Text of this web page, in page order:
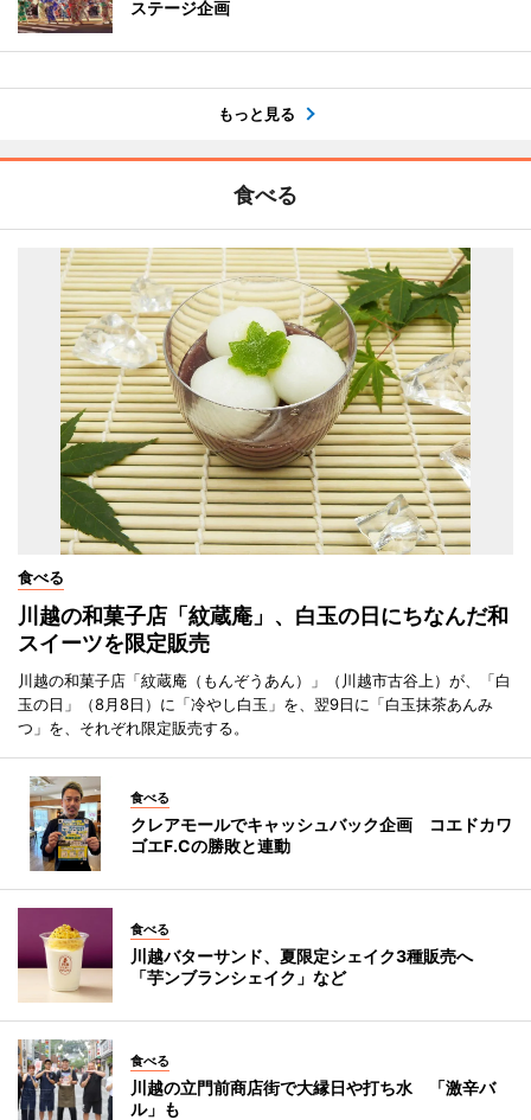
ステージ企画
もっと見る
食べる
食べる
川越の和菓子店「紋蔵庵」、白玉の日にちなんだ和
スイーツを限定販売
川越の和菓子店「紋蔵庵（もんぞうあん）」（川越市古谷上）が、「白
玉の日」（8月8日）に「冷やし白玉」を、翌9日に「白玉抹茶あんみ
つ」を、それぞれ限定販売する。
食べる
クレアモールでキャッシュバック企画 コエドカワ
ゴエF.Cの勝敗と連動
食べる
川越バターサンド、夏限定シェイク3種販売へ
「芋ンブランシェイク」など
食べる
川越の立門前商店街で大縁日や打ち水 「激辛バ
ル」も